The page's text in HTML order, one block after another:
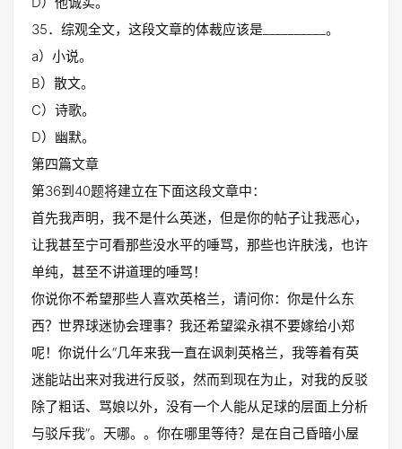
35．综观全文，这段文章的体裁应该是__________。
a）小说。
B）散文。
C）诗歌。
D）幽默。
第四篇文章
第36到40题将建立在下面这段文章中：
首先我声明，我不是什么英迷，但是你的帖子让我恶心，
让我甚至宁可看那些没水平的唾骂，那些也许肤浅，也许
单纯，甚至不讲道理的唾骂！
你说你不希望那些人喜欢英格兰，请问你：你是什么东
西？世界球迷协会理事？我还希望粱永祺不要嫁给小郑
呢！你说什么“几年来我一直在讽刺英格兰，我等着有英
迷能站出来对我进行反驳，然而到现在为止，对我的反驳
除了粗话、骂娘以外，没有一个人能从足球的层面上分析
与驳斥我”。天哪。。你在哪里等待？是在自己昏暗小屋